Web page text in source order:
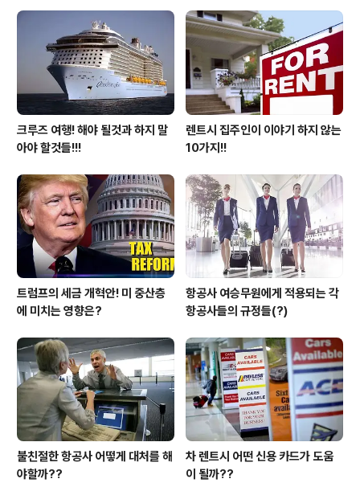
크루즈 여행! 해야 될것과 하지 말
아야 할것들!!!
렌트시 집주인이 이야기 하지 않는
10가지!!
트럼프의 세금 개혁안! 미 중산층
에 미치는 영향은?
항공사 여승무원에게 적용되는 각
항공사들의 규정들(?)
불친절한 항공사 어떻게 대처를 해
야할까??
차 렌트시 어떤 신용 카드가 도움
이 될까??